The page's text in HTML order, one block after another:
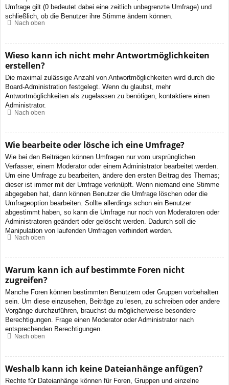
Umfrage gilt (0 bedeutet dabei eine zeitlich unbegrenzte Umfrage) und
schließlich, ob die Benutzer ihre Stimme ändern können.
Nach oben
Wieso kann ich nicht mehr Antwortmöglichkeiten
erstellen?
Die maximal zulässige Anzahl von Antwortmöglichkeiten wird durch die
Board-Administration festgelegt. Wenn du glaubst, mehr
Antwortmöglichkeiten als zugelassen zu benötigen, kontaktiere einen
Administrator.
Nach oben
Wie bearbeite oder lösche ich eine Umfrage?
Wie bei den Beiträgen können Umfragen nur vom ursprünglichen
Verfasser, einem Moderator oder einem Administrator bearbeitet werden.
Um eine Umfrage zu bearbeiten, ändere den ersten Beitrag des Themas;
dieser ist immer mit der Umfrage verknüpft. Wenn niemand eine Stimme
abgegeben hat, dann können Benutzer die Umfrage löschen oder die
Umfrageoption bearbeiten. Sollte allerdings schon ein Benutzer
abgestimmt haben, so kann die Umfrage nur noch von Moderatoren oder
Administratoren geändert oder gelöscht werden. Dadurch soll die
Manipulation von laufenden Umfragen verhindert werden.
Nach oben
Warum kann ich auf bestimmte Foren nicht
zugreifen?
Manche Foren können bestimmten Benutzern oder Gruppen vorbehalten
sein. Um diese einzusehen, Beiträge zu lesen, zu schreiben oder andere
Vorgänge durchzuführen, brauchst du möglicherweise besondere
Berechtigungen. Frage einen Moderator oder Administrator nach
entsprechenden Berechtigungen.
Nach oben
Weshalb kann ich keine Dateianhänge anfügen?
Rechte für Dateianhänge können für Foren, Gruppen und einzelne